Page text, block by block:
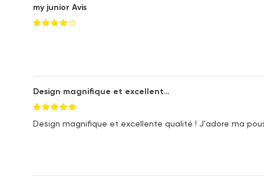
my junior Avis
Design magnifique et excellent…
Design magnifique et excellente qualité ! J'adore ma